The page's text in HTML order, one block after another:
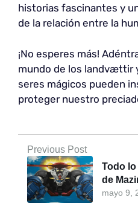
historias fascinantes y
de la relación entre la
¡No esperes más!
mundo de los landvættir
seres mágicos pueden
proteger nuestro
Previous Post
mayo 9,
Todo
de